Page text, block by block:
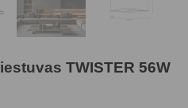
TWISTER 56W